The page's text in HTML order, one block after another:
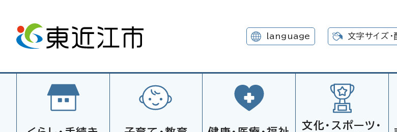
language 文字サイズ
文化・スポーツ・